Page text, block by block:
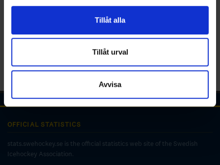
för sociala medier och analysera vår trafik. Vi
vidarebefordrar även sådana identifierare och annan
annons- och analysföretag som vi samarbetar med.
Dessa kan i sin tur kombinera informationen med annan
information som du har tillhandahållit eller som de har
samlat in när du har använt deras tjänster.
Tillåt alla
Tillåt urval
Avvisa
OFFICIAL STATISTICS
stats.swehockey.se is the official statistics web site of the Swedish
Icehockey Association.